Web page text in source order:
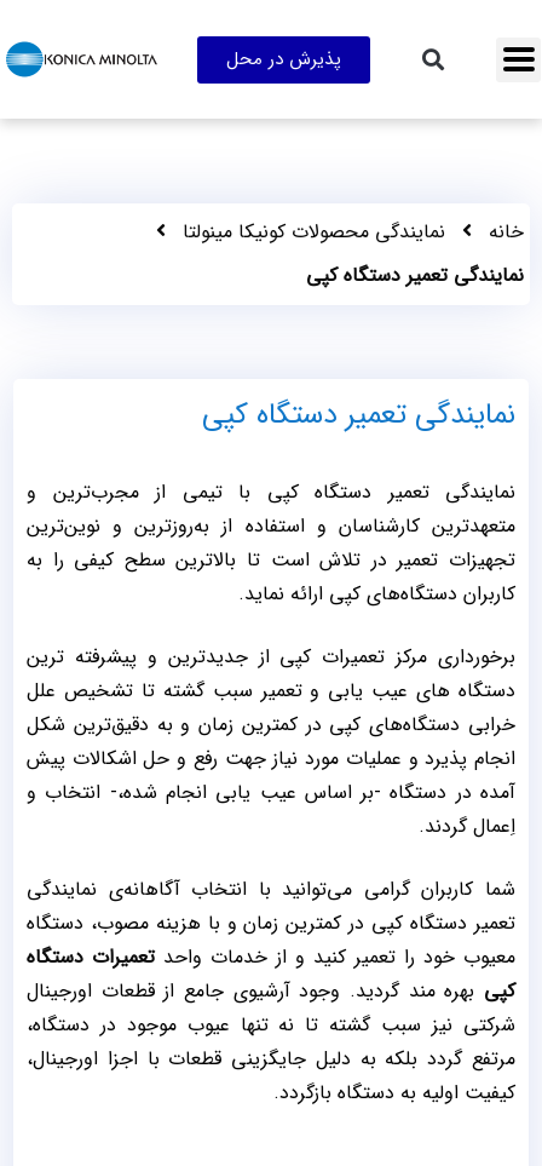
پذیرش در محل
خانه
نمایندگی محصولات کونیکا مینولتا
نمایندگی تعمیر دستگاه کپی
نمایندگی تعمیر دستگاه کپی
نمایندگی تعمیر دستگاه کپی با تیمی از مجرب‌ترین و
متعهدترین کارشناسان و استفاده از به‌روزترین و نوین‌ترین
تجهیزات تعمیر در تلاش است تا بالاترین سطح کیفی را به
کاربران دستگاه‌های کپی ارائه نماید.
برخورداری مرکز تعمیرات کپی از جدیدترین و پیشرفته ترین
دستگاه های عیب یابی و تعمیر سبب گشته تا تشخیص علل
خرابی دستگاه‌های کپی در کمترین زمان و به دقیق‌ترین شکل
انجام پذیرد و عملیات مورد نیاز جهت رفع و حل اشکالات پیش
آمده در دستگاه -بر اساس عیب یابی انجام شده،- انتخاب و
اِعمال گردند.
شما کاربران گرامی می‌توانید با انتخاب آگاهانه‌ی نمایندگی
تعمیر دستگاه کپی در کمترین زمان و با هزینه مصوب، دستگاه
معیوب خود را تعمیر کنید و از خدمات واحدتعمیرات دستگاه
کپی بهره مند گردید. وجود آرشیوی جامع از قطعات اورجینال
شرکتی نیز سبب گشته تا نه تنها عیوب موجود در دستگاه،
مرتفع گردد بلکه به دلیل جایگزینی قطعات با اجزا اورجینال،
کیفیت اولیه به دستگاه بازگردد.